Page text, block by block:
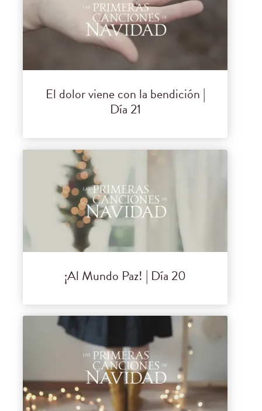
El dolor viene con la bendición |
Día 21
¡Al Mundo Paz! | Día 20